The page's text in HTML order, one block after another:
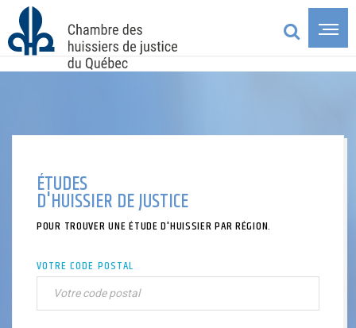
ÉTUDES
D'HUISSIER DE JUSTICE
POUR TROUVER UNE ÉTUDE D'HUISSIER PAR RÉGION.
VOTRE CODE POSTAL